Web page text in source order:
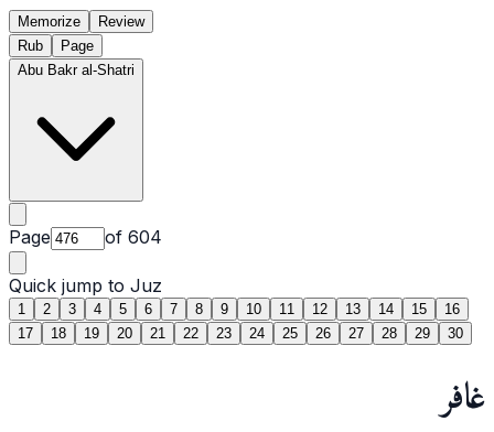
Memorize
Review
Rub
Page
Abu Bakr al-Shatri
Page of 604
Quick jump to Juz
1 2 3 4 5 6 7 8 9 10 11 12 13 14 15
16
17
18 19 20 21 22 23 24 25 26 27 28 29 30
غافر